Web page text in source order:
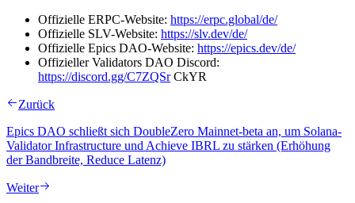
Offizielle ERPC-Website: https://erpc.global/de/
Offizielle SLV-Website: https://slv.dev/de/
Offizielle Epics DAO-Website: https://epics.dev/de/
Offizieller Validators DAO Discord:
https://discord.gg/C7ZQSrCkYR
Zurück
Epics DAO schließt sich DoubleZero Mainnet-beta an, um Solana-
Validator Infrastructure und Achieve IBRL zu stärken (Erhöhung
der Bandbreite, Reduce Latenz)
Weiter